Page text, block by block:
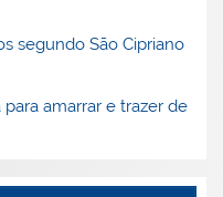
segundo São Cipriano
amarrar e trazer de